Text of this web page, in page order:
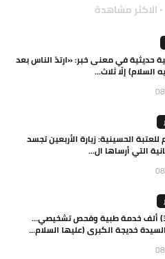
الاكثر مشاهدة
حديثية في معنى خبر: «ارتدّ الناس بعد
السلام) إلّا ثلاث...
للعتبة الحسينية: زيارة الأربعين تجسد
التي أرساها ال...
أكثر من (37) ألف خدمة طبية وفحص تشخيصي…
خديجة الكبرى (عليها السلام...